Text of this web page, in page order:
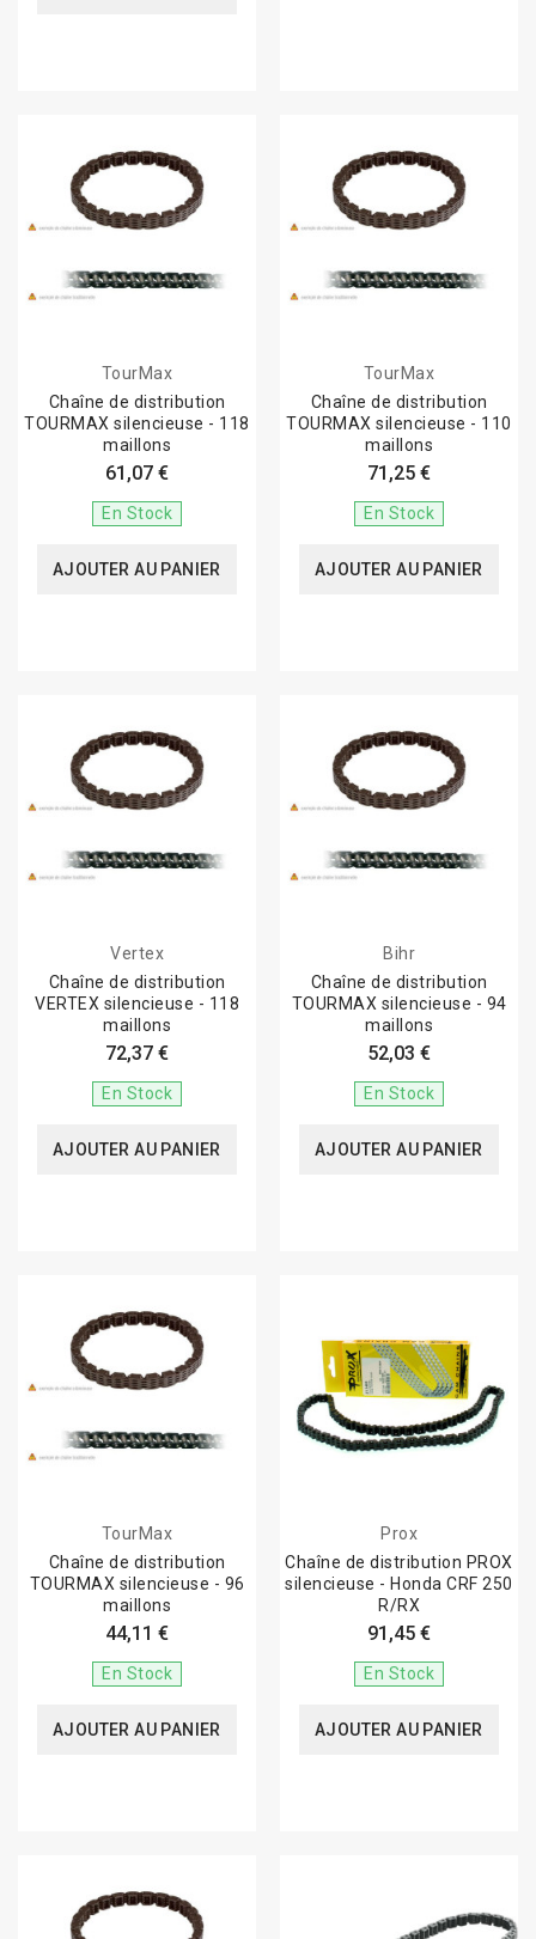
TourMax
Chaîne de distribution
TOURMAX silencieuse - 118
maillons
61,07 €
En Stock
AJOUTER AU PANIER
TourMax
Chaîne de distribution
TOURMAX silencieuse - 110
maillons
71,25 €
En Stock
AJOUTER AU PANIER
Vertex
Chaîne de distribution
VERTEX silencieuse - 118
maillons
72,37 €
En Stock
AJOUTER AU PANIER
Bihr
Chaîne de distribution
TOURMAX silencieuse - 94
maillons
52,03 €
En Stock
AJOUTER AU PANIER
TourMax
Chaîne de distribution
TOURMAX silencieuse - 96
maillons
44,11 €
En Stock
AJOUTER AU PANIER
Prox
Chaîne de distribution PROX
silencieuse - Honda CRF 250
R/RX
91,45 €
En Stock
AJOUTER AU PANIER